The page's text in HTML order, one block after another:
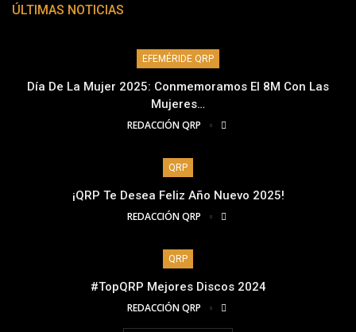
ÚLTIMAS NOTICIAS
EFEMÉRIDE QRP
Día De La Mujer 2025: Conmemoramos El 8M Con Las
Mujeres…
REDACCIÓN QRP
QRP
¡QRP Te Desea Feliz Año Nuevo 2025!
REDACCIÓN QRP
QRP
#TopQRP Mejores Discos 2024
REDACCIÓN QRP